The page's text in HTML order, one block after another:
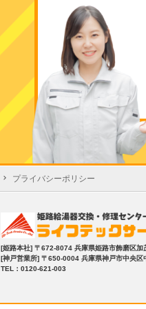
プライバシーポリシー
[姫路本社] 〒672-8074 兵庫県姫路市飾磨区加
[神戸営業所] 〒650-0004 兵庫県神戸市中央区
TEL：0120-621-003